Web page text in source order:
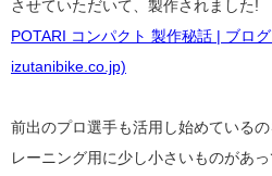
させていただいて、製作されました!
POTARI コンパクト 製作秘話 | ブロ
izutanibike.co.jp)
前出のプロ選手も活用し始めている
レーニング用に少し小さいものがあ